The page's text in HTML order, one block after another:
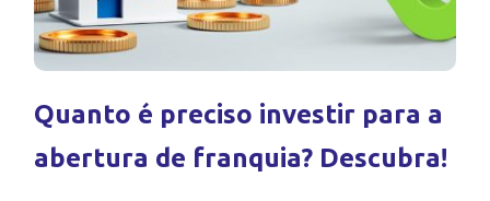
Quanto é preciso investir para a
abertura de franquia? Descubra!